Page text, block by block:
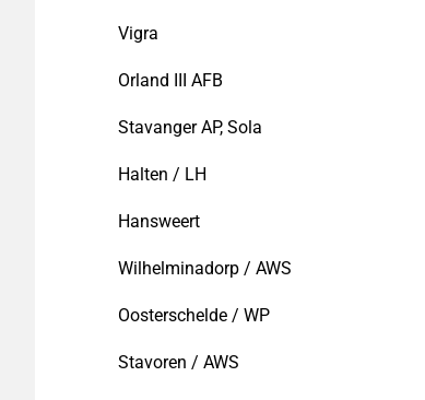
Vigra
Orland III AFB
Stavanger AP, Sola
Halten / LH
Hansweert
Wilhelminadorp / AWS
Oosterschelde / WP
Stavoren / AWS